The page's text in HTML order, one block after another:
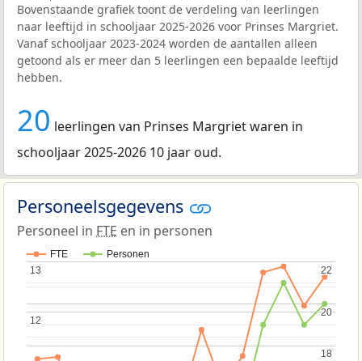
Bovenstaande grafiek toont de verdeling van leerlingen
naar leeftijd in schooljaar 2025-2026 voor Prinses Margriet.
Vanaf schooljaar 2023-2024 worden de aantallen alleen
getoond als er meer dan 5 leerlingen een bepaalde leeftijd
hebben.
20 leerlingen van Prinses Margriet waren in
schooljaar 2025-2026 10 jaar oud.
Personeelsgegevens
Personeel in FTE en in personen
FTE Personen
12
12
13
13
18
18
20
20
22
22